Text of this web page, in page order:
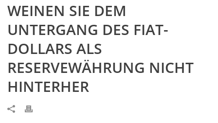
WEINEN SIE DEM
UNTERGANG DES FIAT-
DOLLARS ALS
RESERVEWÄHRUNG NICHT
HINTERHER